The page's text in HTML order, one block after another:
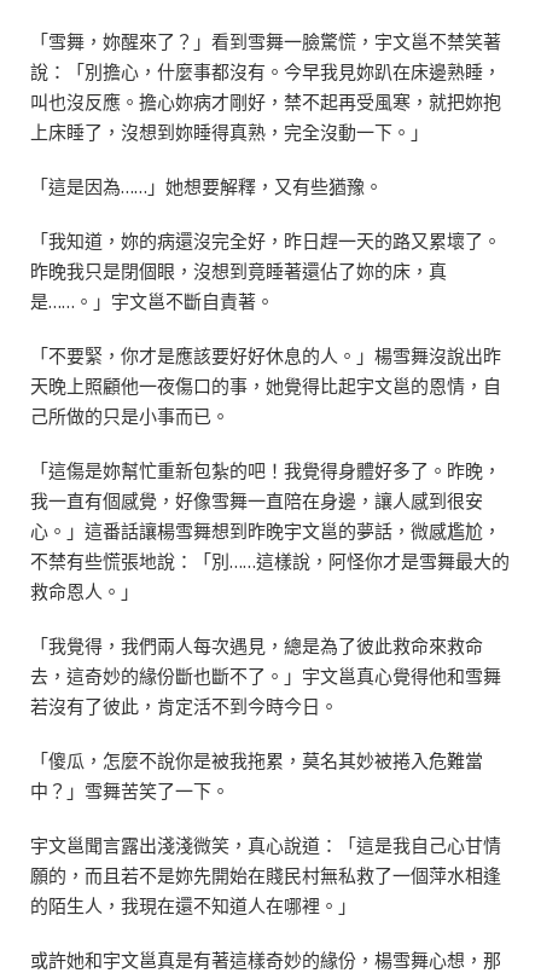
「雪舞，妳醒來了？」看到雪舞一臉驚慌，宇文邕不禁笑著
說：「別擔心，什麼事都沒有。今早我見妳趴在床邊熟睡，
叫也沒反應。擔心妳病才剛好，禁不起再受風寒，就把妳抱
上床睡了，沒想到妳睡得真熟，完全沒動一下。」
「這是因為……」她想要解釋，又有些猶豫。
「我知道，妳的病還沒完全好，昨日趕一天的路又累壞了。
昨晚我只是閉個眼，沒想到竟睡著還佔了妳的床，真
是……。」宇文邕不斷自責著。
「不要緊，你才是應該要好好休息的人。」楊雪舞沒說出昨
天晚上照顧他一夜傷口的事，她覺得比起宇文邕的恩情，自
己所做的只是小事而已。
「這傷是妳幫忙重新包紮的吧！我覺得身體好多了。昨晚，
我一直有個感覺，好像雪舞一直陪在身邊，讓人感到很安
心。」這番話讓楊雪舞想到昨晚宇文邕的夢話，微感尷尬，
不禁有些慌張地說：「別……這樣說，阿怪你才是雪舞最大的
救命恩人。」
「我覺得，我們兩人每次遇見，總是為了彼此救命來救命
去，這奇妙的緣份斷也斷不了。」宇文邕真心覺得他和雪舞
若沒有了彼此，肯定活不到今時今日。
「傻瓜，怎麼不說你是被我拖累，莫名其妙被捲入危難當
中？」雪舞苦笑了一下。
宇文邕聞言露出淺淺微笑，真心說道：「這是我自己心甘情
願的，而且若不是妳先開始在賤民村無私救了一個萍水相逢
的陌生人，我現在還不知道人在哪裡。」
或許她和宇文邕真是有著這樣奇妙的緣份，楊雪舞心想，那